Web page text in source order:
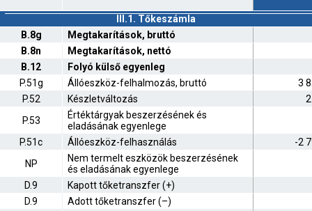
III.1. Tőkeszámla
B.8g
Megtakarítások, bruttó
B.8n
Megtakarítások, nettó
B.12
Folyó külső egyenleg
P.51g
Állóeszköz-felhalmozás, bruttó
3
P.52
Készletváltozás
P.53
Értéktárgyak beszerzésének és
eladásának egyenlege
P.51c
Állóeszköz-felhasználás
-2
NP
Nem termelt eszközök beszerzésének
és eladásának egyenlege
D.9
Kapott tőketranszfer (+)
D.9
Adott tőketranszfer (–)